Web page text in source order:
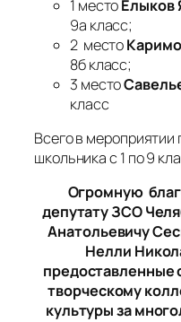
1 местоЕлыков
9а класс;
2 место
8б класс;
3 место
класс
Всего в мероприятии
школьника с 1 по 9
Огромную
депутату ЗСО
Анатольевичу
Нелли
предоставленные
творческому
культуры за